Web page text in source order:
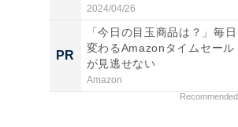
飛...
2024/04/26
PR
「今日の目玉商品は？」毎日
変わるAmazonタイムセール
が見逃せない
Amazon